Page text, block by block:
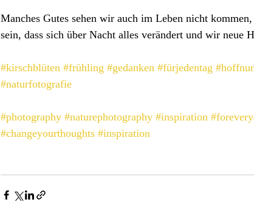
Manches Gutes sehen wir auch im Leben nicht
sein, dass sich über Nacht alles verändert und wir neue
#kirschblüten #frühling #gedanken #fürjedentag
#naturfotografie
#photography #naturephotography #inspiration
#changeyourthoughts #inspiration